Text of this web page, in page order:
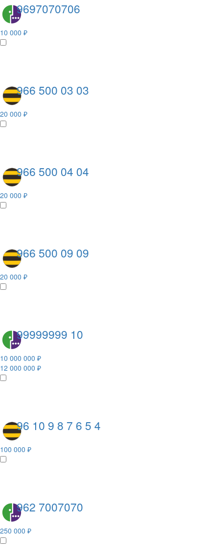
9697070706
10 000 ₽
966 500 03 03
20 000 ₽
966 500 04 04
20 000 ₽
966 500 09 09
20 000 ₽
99999999 10
10 000 000 ₽
12 000 000 ₽
96 10 9 8 7 6 5 4
100 000 ₽
962 7007070
250 000 ₽